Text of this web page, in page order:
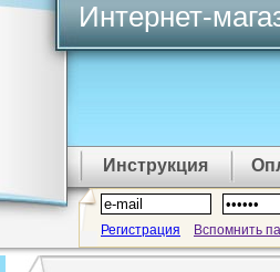
Интернет-
Инструкция
Регистрация Вспомнить